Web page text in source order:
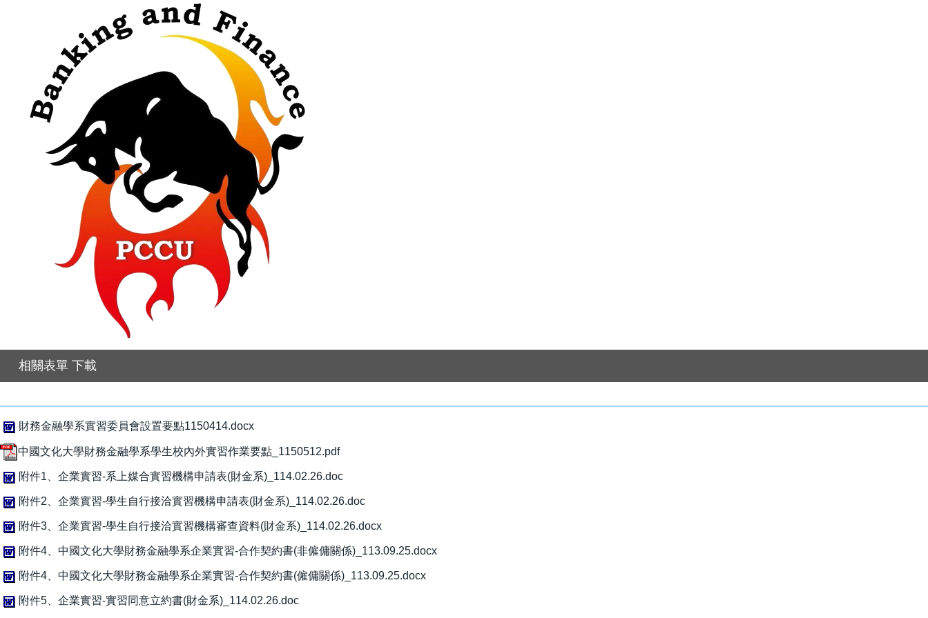
相關表單 下載
財務金融學系實習委員會設置要點1150414.docx
中國文化大學財務金融學系學生校內外實習作業要點_1150512.pdf
附件1、企業實習-系上媒合實習機構申請表(財金系)_114.02.26.doc
附件2、企業實習-學生自行接洽實習機構申請表(財金系)_114.02.26.doc
附件3、企業實習-學生自行接洽實習機構審查資料(財金系)_114.02.26.docx
附件4、中國文化大學財務金融學系企業實習-合作契約書(非僱傭關係)_113.09.25.docx
附件4、中國文化大學財務金融學系企業實習-合作契約書(僱傭關係)_113.09.25.docx
附件5、企業實習-實習同意立約書(財金系)_114.02.26.doc